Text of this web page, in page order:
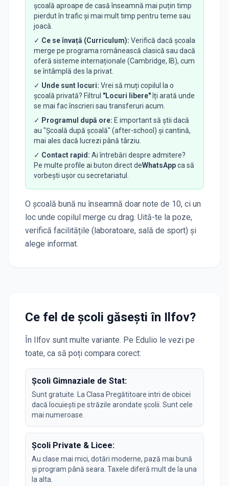
școală aproape de casă înseamnă mai puțin timp
pierdut în trafic și mai mult timp pentru teme sau
joacă.
✓ Ce se învață (Curriculum): Verifică dacă școala
merge pe programa românească clasică sau dacă
oferă sisteme internaționale (Cambridge, IB), cum
se întâmplă des la privat.
✓ Unde sunt locuri: Vrei să muți copilul la o
școală privată? Filtrul "Locuri libere"îți arată unde
se mai fac înscrieri sau transferuri acum.
✓ Programul după ore: E important să știi dacă
au "Școală după școală" (after-school) și cantină,
mai ales dacă lucrezi până târziu.
✓ Contact rapid: Ai întrebări despre admitere?
Pe multe profile ai buton direct deWhatsAppca să
vorbești ușor cu secretariatul.
O școală bună nu înseamnă doar note de 10, ci un
loc unde copilul merge cu drag. Uită-te la poze,
verifică facilitățile (laboratoare, sală de sport) și
alege informat.
Ce fel de școli găsești în Ilfov?
În Ilfov sunt multe variante. Pe Edulio le vezi pe
toate, ca să poți compara corect:
Școli Gimnaziale de Stat:
Sunt gratuite. La Clasa Pregătitoare intri de obicei
dacă locuiești pe străzile arondate școlii. Sunt cele
mai numeroase.
Școli Private & Licee:
Au clase mai mici, dotări moderne, pază mai bună
și program până seara. Taxele diferă mult de la una
la alta.